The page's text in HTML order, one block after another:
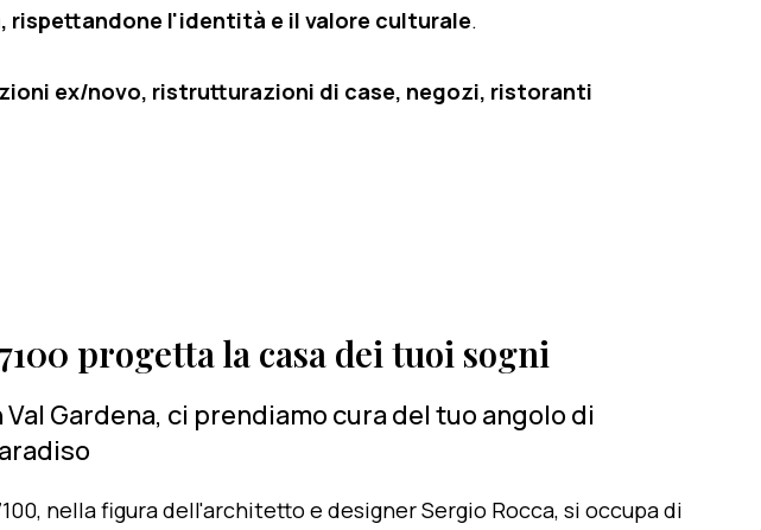
rispettandone l'identità e il valore culturale.
ex/novo, ristrutturazioni di case, negozi, ristoranti
progetta la casa dei tuoi sogni
Val Gardena, ci prendiamo cura del tuo angolo di
nella figura dell'architetto e designer Sergio Rocca, si occupa di